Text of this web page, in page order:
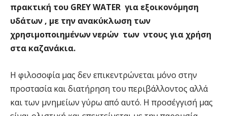
πρακτική του GREY WATER για εξοικονόμηση
υδάτων , με την ανακύκλωση των
χρησιμοποιημένων νερών των ντους για χρήση
στα καζανάκια.
Η φιλοσοφία μας δεν επικεντρώνεται μόνο στην
προστασία και διατήρηση του περιβάλλοντος αλλά
και των μνημείων γύρω από αυτό. Η προσέγγισή μας